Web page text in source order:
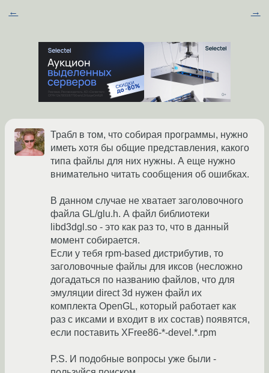
← →
Трабл в том, что собирая программы, нужно
иметь хотя бы общие представления, какого
типа файлы для них нужны. А еще нужно
внимательно читать сообщения об ошибках.
В данном случае не хватает заголовочного
файла GL/glu.h. А файл библиотеки
libd3dgl.so - это как раз то, что в данный
момент собирается.
Если у тебя rpm-based дистрибутив, то
заголовочные файлы для иксов (несложно
догадаться по названию файлов, что для
эмуляции direct 3d нужен файл их
комплекта OpenGL, который работает как
раз с иксами и входит в их состав) появятся,
если поставить XFree86-*-devel.*.rpm
P.S. И подобные вопросы уже были -